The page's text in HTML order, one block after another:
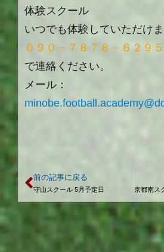
体験スクール
いつでも体験していただけま
０９０－７８７８－６２９５
で連絡ください。
メール：
前の記事に戻る
守山スクール 5月予定日